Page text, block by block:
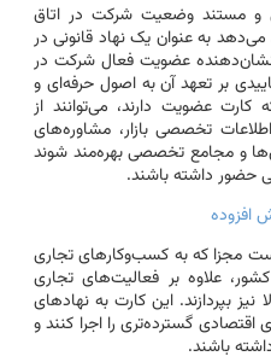
و مستند وضعیت شرکت در اتاق
به عنوان یک نهاد قانونی در
نشان‌دهنده عضویت فعال شرکت در
بر تعهد آن به اصول حرفه‌ای و
عضویت دارند، می‌توانند از
تخصصی بازار، مشاوره‌های
و مجامع تخصصی بهره‌مند شوند
حضور داشته باشند.
افزوده
مجزا که به کسب‌وکارهای تجاری
علاوه بر فعالیت‌های تجاری
بپردازند. این کارت به نهادهای
گسترده‌تری را اجرا کنند و
باشند.